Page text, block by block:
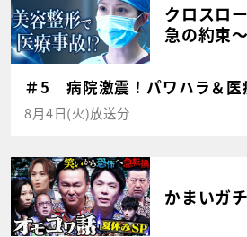
クロスロ
急の約束～
＃5 病院激震！パワハラ＆医
8月4日(火)放送分
かまいガチ